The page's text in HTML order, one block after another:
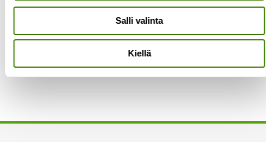
Salli valinta
Kiellä
turvallisuutta!
Prev Keräämme joulukuuset tammikuun ajan jäteastioiden vierestä maksutta! Jätehuolto on osa kriittistä infrastruktuuria